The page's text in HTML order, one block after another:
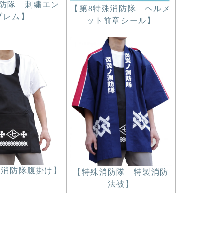
防隊 刺繍エン
レム】
【第8特殊消防隊 ヘルメ
ット前章シール】
消防隊腹掛け】
【特殊消防隊 特製消防
法被】